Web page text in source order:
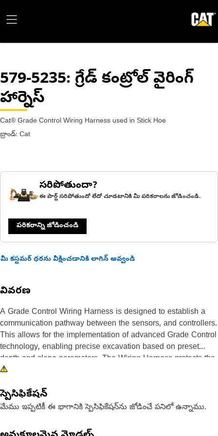
579-5235: గ్రేడ్ కంట్రోల్ వైరింగ్
హార్నెస్
Cat® Grade Control Wiring Harness used in Stick Hoe
బ్రాండ్: Cat
సరిపోతుందా?
ఈ పార్ట్ సరిపోతుందో లేదో చూడటానికి మీ పరికరాలను జోడించండి.
పరికరాన్ని జోడించండి
మీ కస్టమర్ ధరను వీక్షించడానికి లాగిన్ అవ్వండి
వివరణ
A Grade Control Wiring Harness is designed to establish a
communication pathway between the sensors, and controllers.
This allows for the implementation of advanced Grade Control
technology, enabling precise excavation based on preset
depth and slope parameters. The Wiring Harness protects the
cable assembly from abrasion, extreme temperatures,
Attributes:
enhancing management oversight
స్పెసిఫికేషన్
మేము ఇప్పటికీ ఈ భాగానికి స్పెసిఫికేషన్‌ను జోడించే పనిలో ఉన్నాము.